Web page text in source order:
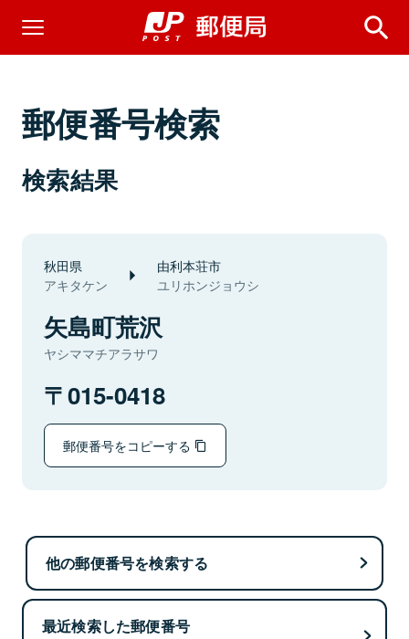
郵便番号検索
検索結果
秋田県
アキタケン
由利本荘市
ユリホンジョウシ
矢島町荒沢
ヤシママチアラサワ
015-0418
郵便番号をコピーする
他の郵便番号を検索する
最近検索した郵便番号